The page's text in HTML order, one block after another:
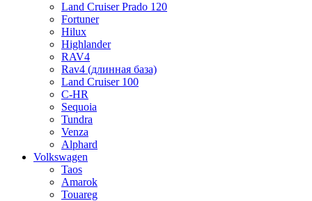
Land Cruiser Prado 120
Fortuner
Hilux
Highlander
RAV4
Rav4 (длинная база)
Land Cruiser 100
C-HR
Sequoia
Tundra
Venza
Alphard
Volkswagen
Taos
Amarok
Touareg